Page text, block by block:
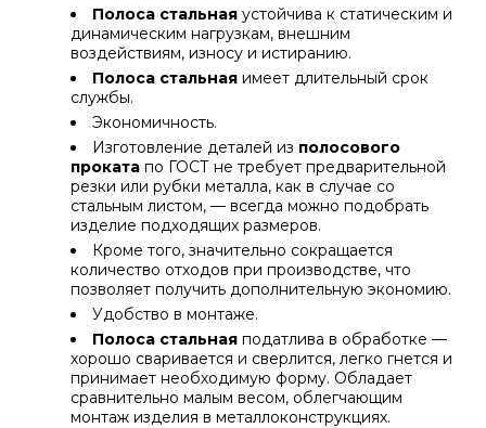
Полоса стальная устойчива к статическим и
динамическим нагрузкам, внешним
воздействиям, износу и истиранию.
Полоса стальная имеет длительный срок
службы.
Экономичность.
Изготовление деталей из полосового
проката по ГОСТ не требует предварительной
резки или рубки металла, как в случае со
стальным листом, — всегда можно подобрать
изделие подходящих размеров.
Кроме того, значительно сокращается
количество отходов при производстве, что
позволяет получить дополнительную экономию.
Удобство в монтаже.
Полоса стальная податлива в обработке —
хорошо сваривается и сверлится, легко гнется и
принимает необходимую форму. Обладает
сравнительно малым весом, облегчающим
монтаж изделия в металлоконструкциях.